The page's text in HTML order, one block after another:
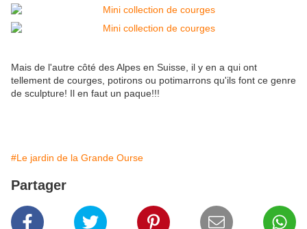
Mais de l'autre côté des Alpes en Suisse, il y en a qui ont
tellement de courges, potirons ou potimarrons qu'ils font ce genre
de sculpture! Il en faut un paque!!!
#Le jardin de la Grande Ourse
Partager